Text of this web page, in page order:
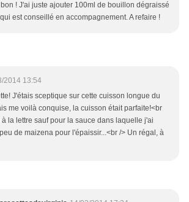
! J'ai juste ajouter 100ml de bouillon dégraissé
est conseillé en accompagnement. A refaire !
2014 13:54
J'étais sceptique sur cette cuisson longue du
me voilà conquise, la cuisson était parfaite!<br
à la lettre sauf pour la sauce dans laquelle j'ai
de maizena pour l'épaissir...<br /> Un régal, à